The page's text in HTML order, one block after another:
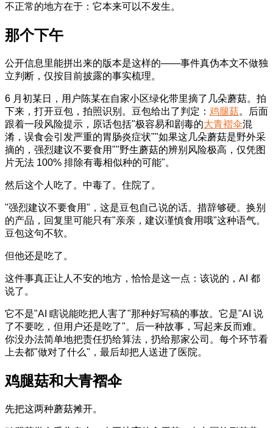
不正常的地方在于：它本来可以不发生。
那个下午
公开信息里能拼出来的版本是这样的——事件真伪本文不做独
立判断，仅按目前披露的事实梳理。
6 月初某日，用户陈某在自家小区绿化带里摘了几朵蘑菇。拍
下来，打开豆包，拍照识别。豆包给出了判定： 鸡腿菇。后面
跟着一段风险提示，原话包括"极容易和剧毒的大青褶伞混
淆，误食会引发严重的胃肠炎症状""如果这几朵蘑菇是野外采
摘的，强烈建议不要食用""野生蘑菇的辨别风险极高，仅凭图
片无法 100% 排除有毒相似种的可能"。
然后这个人吃了。中毒了。住院了。
"强烈建议不要食用"，这是豆包自己说的话。措辞够硬。换别
的产品，回复里可能只有"亲亲，建议谨慎食用哦"这种语气。
豆包这句不软。
但他还是吃了。
这件事真正让人不安的地方，恰恰是这一点：该说的，AI 都
说了。
它不是"AI 瞎说能吃把人害了"那种好写稿的事故。它是"AI 说
了不要吃，但用户还是吃了"。后一种故事，写起来反而难。
你没办法简单地把责任扔给算法，扔给那家公司。每个环节看
上去都"做对了什么"，最后却把人送进了医院。
鸡腿菇和大青褶伞
先把这两种蘑菇摊开。